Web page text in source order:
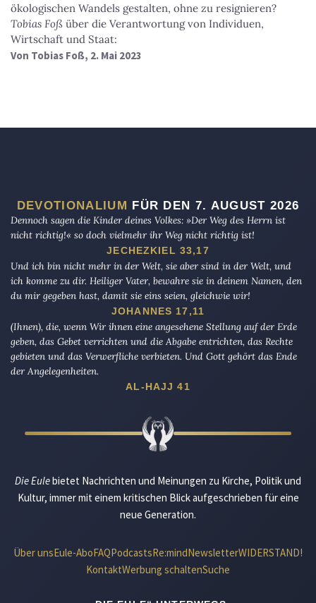
ökologischen Wandels gestalten, ohne zu resignieren?
Tobias Foß über die Verantwortung von Individuen,
Wirtschaft und Staat:
Von Tobias Foß, 2. Mai 2023
DEVOTIONALIUM FÜR DEN 7. AUGUST 2026
Dennoch sagen die Kinder deines Volkes: »Der Weg des Herrn ist
nicht richtig!« so doch vielmehr ihr Weg nicht richtig ist!
JECHEZKIEL 33,17
Und ich bin nicht mehr in der Welt, sie aber sind in der Welt, und
ich komme zu dir. Heiliger Vater, bewahre sie in deinem Namen, den
du mir gegeben hast, damit sie eins seien, gleichwie wir!
JOHANNES 17,11
(Ihnen), die, wenn Wir ihnen eine angesehene Stellung auf der Erde
geben, das Gebet verrichten und die Abgabe entrichten, das Rechte
gebieten und das Verwerfliche verbieten. Und Gott gehört das Ende
der Angelegenheiten.
AL-HAJJ 41
Die Eulebietet Nachrichten und Meinungen zu Kirche, Politik und
Kultur, immer mit einem kritischen Blick aufgeschrieben für eine
neue Generation.
Über unsEule-AboFAQPodcastsRe:mindNewsletterWIDERSTAND!
KontaktWerbung schaltenSuche